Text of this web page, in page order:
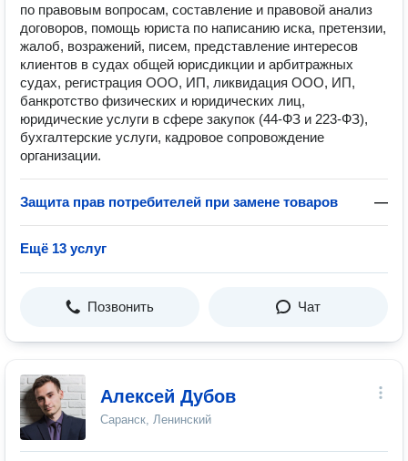
по правовым вопросам, составление и правовой анализ
договоров, помощь юриста по написанию иска, претензии,
жалоб, возражений, писем, представление интересов
клиентов в судах общей юрисдикции и арбитражных
судах, регистрация ООО, ИП, ликвидация ООО, ИП,
банкротство физических и юридических лиц,
юридические услуги в сфере закупок (44-ФЗ и 223-ФЗ),
бухгалтерские услуги, кадровое сопровождение
организации.
Защита прав потребителей при замене товаров —
Ещё 13 услуг
Позвонить Чат
Алексей Дубов
Саранск, Ленинский